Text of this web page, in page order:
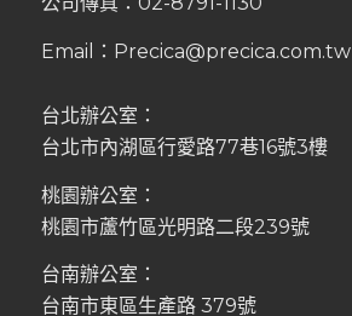
Email： Precica@precica.com.tw
台北辦公室：
台北市內湖區行愛路77巷16號3樓
桃園辦公室：
桃園市蘆竹區光明路二段239號
台南辦公室：
台南市東區生產路 379號